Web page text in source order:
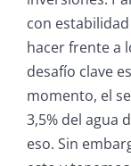
con
hacer frente a
desafío clave
momento, el
3,5% del agua
eso. Sin